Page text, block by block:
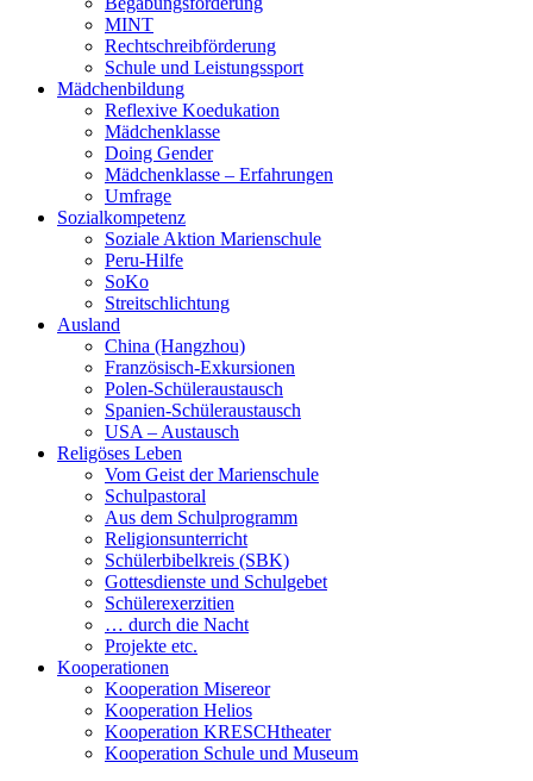
MINT
Rechtschreibförderung
Schule und Leistungssport
Mädchenbildung
Reflexive Koedukation
Mädchenklasse
Doing Gender
Mädchenklasse – Erfahrungen
Umfrage
Sozialkompetenz
Soziale Aktion Marienschule
Peru-Hilfe
SoKo
Streitschlichtung
Ausland
China (Hangzhou)
Französisch-Exkursionen
Polen-Schüleraustausch
Spanien-Schüleraustausch
USA – Austausch
Religöses Leben
Vom Geist der Marienschule
Schulpastoral
Aus dem Schulprogramm
Religionsunterricht
Schülerbibelkreis (SBK)
Gottesdienste und Schulgebet
Schülerexerzitien
… durch die Nacht
Projekte etc.
Kooperationen
Kooperation Misereor
Kooperation Helios
Kooperation KRESCHtheater
Kooperation Schule und Museum